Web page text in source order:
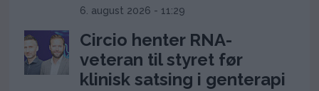
6. august 2026 - 11:29
Circio henter RNA-
veteran til styret før
klinisk satsing i genterapi